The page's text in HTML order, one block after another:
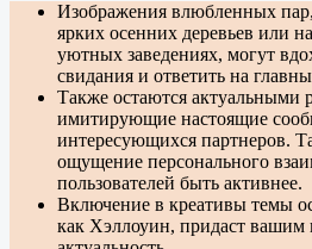
Изображения влюбленных
ярких осенних деревьев или
уютных заведениях, могут
свидания и ответить на
Также остаются актуальными
имитирующие настоящие
интересующихся партнеров.
ощущение персонального
пользователей быть активнее.
Включение в креативы темы
как Хэллоуин, придаст вашим